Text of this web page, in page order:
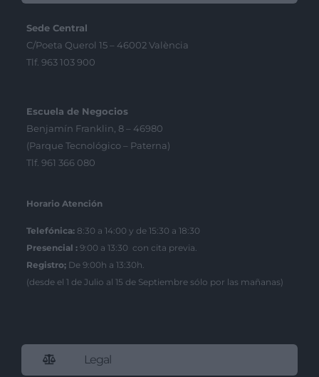
Sede Central
C/Poeta Querol 15 – 46002 València
Tlf. 963 103 900
Escuela de Negocios
Benjamín Franklin, 8 – 46980
(Parque Tecnológico – Paterna)
Tlf. 961 366 080
Horario Atención
Telefónica: 8:30 a 14:00 y de 15:30 a 18:30
Presencial : 9:00 a 13:30 con cita previa.
Registro; De 9:00h a 13:30h.
(desde el 1 de Julio al 15 de Septiembre sólo por las mañanas)
Legal